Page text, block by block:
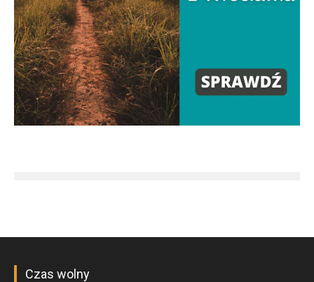
Czas wolny